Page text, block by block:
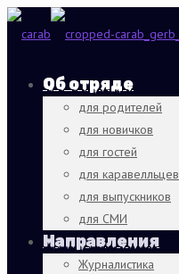
Об отряде
для родителей
для новичков
для гостей
для каравелльцев
для выпускников
для СМИ
Направления
Журналистика